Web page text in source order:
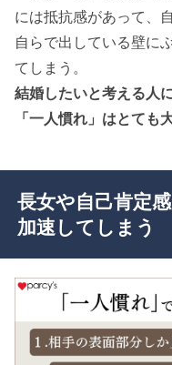
には抵抗感があって、
自らで出している壁に
てしまう。
結婚したいと考える人
「一人慣れ」はとても
長女や自己肯定
加速してしまう